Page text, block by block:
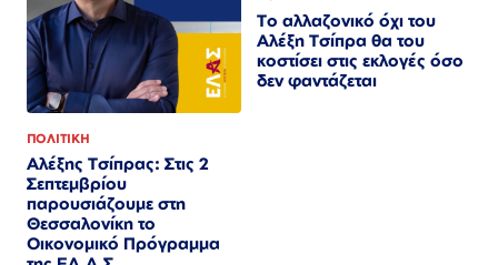
ΠΟΛΙΤΙΚΗ
Αλέξης Τσίπρας: Στις 2
Σεπτεμβρίου
παρουσιάζουμε στη
Θεσσαλονίκη το
Οικονομικό Πρόγραμμα
Το αλλαζονικό όχι του
Αλέξη Τσίπρα θα του
κοστίσει στις εκλογές όσο
δεν φαντάζεται